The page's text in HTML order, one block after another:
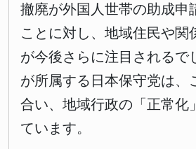
撤廃が外国人世帯の助成申
ことに対し、地域住民や関
が今後さらに注目されるで
が所属する日本保守党は、
合い、地域行政の「正常化
ています。